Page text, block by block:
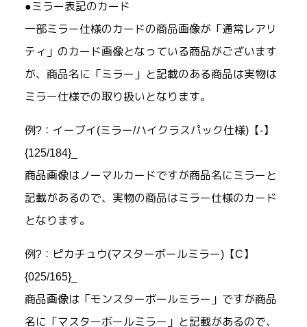
●ミラー表記のカード
一部ミラー仕様のカードの商品画像が「通常レアリ
ティ」のカード画像となっている商品がございます
が、商品名に「ミラー」と記載のある商品は実物は
ミラー仕様での取り扱いとなります。
例?：イーブイ(ミラー/ハイクラスパック仕様)【-】
{125/184}_
商品画像はノーマルカードですが商品名にミラーと
記載があるので、実物の商品はミラー仕様のカード
となります。
例?：ピカチュウ(マスターボールミラー)【C】
{025/165}_
商品画像は「モンスターボールミラー」ですが商品
名に「マスターボールミラー」と記載があるので、